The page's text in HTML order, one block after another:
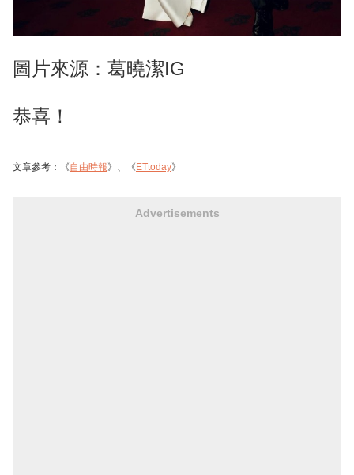
圖片來源：葛曉潔IG
恭喜！
文章參考：《自由時報》、《 ETtoday》
Advertisements